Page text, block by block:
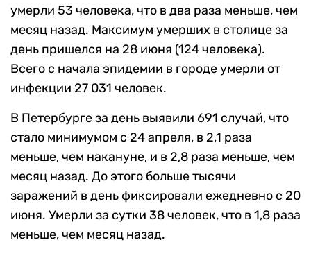
умерли 53 человека, что в два раза меньше, чем
месяц назад. Максимум умерших в столице за
день пришелся на 28 июня (124 человека).
Всего с начала эпидемии в городе умерли от
инфекции 27 031 человек.
В Петербурге за день выявили 691 случай, что
стало минимумом с 24 апреля, в 2,1 раза
меньше, чем накануне, и в 2,8 раза меньше, чем
месяц назад. До этого больше тысячи
заражений в день фиксировали ежедневно с 20
июня. Умерли за сутки 38 человек, что в 1,8 раза
меньше, чем месяц назад.